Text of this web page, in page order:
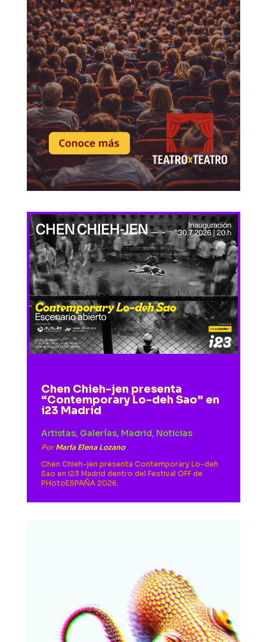
Chen Chieh-jen presenta
“Contemporary Lo-deh Sao” en
i23 Madrid
Artistas, Galerías, Madrid, Noticias
PorMaría Elena Lozano
Chen Chieh-jen presenta Contemporary Lo-deh
Sao en i23 Madrid dentro del Festival OFF de
PHotoESPAÑA 2026.